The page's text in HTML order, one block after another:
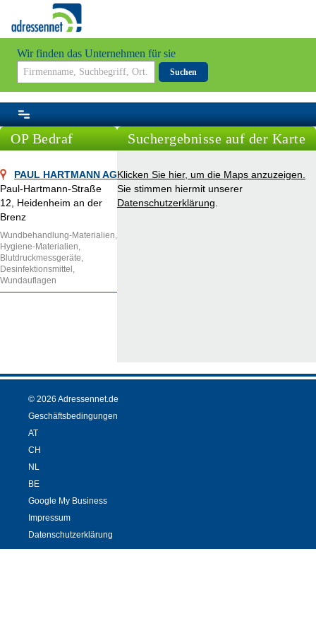
Wir finden das Unternehmen für sie
Suchen
OP Bedraf
PAUL HARTMANN AG
Paul-Hartmann-Straße
12, Heidenheim an der
Brenz
Wundbehandlung-Materialien,
Hygiene-Materialien,
Blutdruckmessgeräte,
Desinfektionsmittel,
Wundauflagen
Suchergebnisse auf der Karte
Klicken Sie hier, um die Maps anzuzeigen.
Sie stimmen hiermit unserer
Datenschutzerklärung
© 2026 Adressennet.de
Geschäftsbedingungen
AT
CH
NL
BE
Google My Business
Impressum
Datenschutzerklärung